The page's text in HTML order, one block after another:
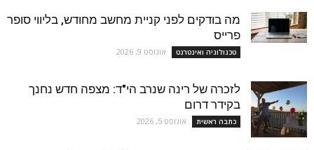
מה בודקים לפני קניית מחשב מחודש, בליווי סופר
פרייס
טכנולוגיה ואינטרנט אוגוסט 9, 2026
לזכרה של רינה שנרב הי"ד: מצפה חדש נחנך
בקידר דרום
כתבה ראשית אוגוסט 5, 2026